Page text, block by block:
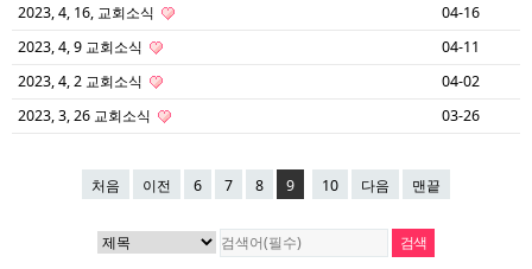
2023, 4, 16, 교회소식
04-16
2023, 4, 9 교회소식
04-11
2023, 4, 2 교회소식
04-02
2023, 3, 26 교회소식
03-26
처음 이전 6 7 8 9 10 다음 맨끝